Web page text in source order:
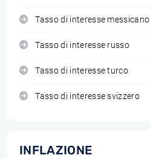
Tasso di interesse messicano
Tasso di interesse russo
Tasso di interesse turco
Tasso di interesse svizzero
INFLAZIONE